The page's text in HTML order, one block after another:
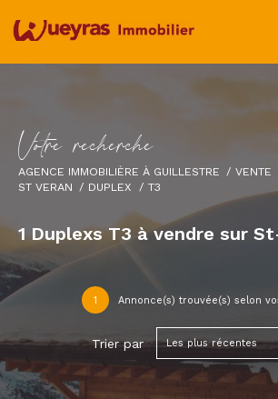
Votre recherche
AGENCE IMMOBILIÈRE À GUILLESTRE
VENTE
ST VERAN
DUPLEX T3
1 Duplexs T3 à vendre sur
1 Annonce(s) trouvée(s) selon
Trier par Les plus récentes